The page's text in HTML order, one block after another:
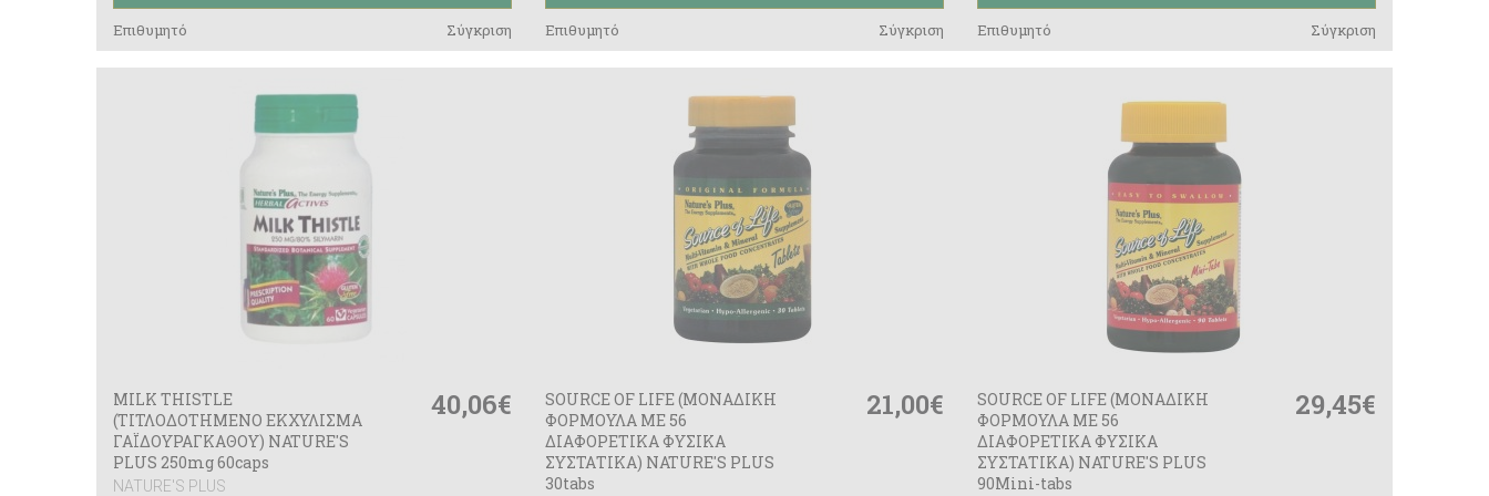
Επιθυμητό Σύγκριση Επιθυμητό Σύγκριση Επιθυμητό Σύγκριση
MILK THISTLE
(ΤΙΤΛΟΔΟΤΗΜΕΝΟ ΕΚΧΥΛΙΣΜΑ
ΓΑΪΔΟΥΡΑΓΚΑΘΟΥ) NATURE'S
PLUS 250mg 60caps
NATURE'S PLUS
40,06€
SOURCE OF LIFE (ΜΟΝΑΔΙΚΗ
ΦΟΡΜΟΥΛΑ ΜΕ 56
ΔΙΑΦΟΡΕΤΙΚΑ ΦΥΣΙΚΑ
ΣΥΣΤΑΤΙΚΑ) NATURE'S PLUS
30tabs
21,00€
SOURCE OF LIFE (ΜΟΝΑΔΙΚΗ
ΦΟΡΜΟΥΛΑ ΜΕ 56
ΔΙΑΦΟΡΕΤΙΚΑ ΦΥΣΙΚΑ
ΣΥΣΤΑΤΙΚΑ) NATURE'S PLUS
90Mini-tabs
29,45€